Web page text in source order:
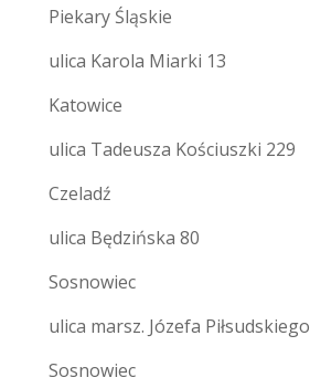
Piekary Śląskie
ulica Karola Miarki 13
Katowice
ulica Tadeusza Kościuszki 229
Czeladź
ulica Będzińska 80
Sosnowiec
ulica marsz. Józefa Piłsudskiego
Sosnowiec